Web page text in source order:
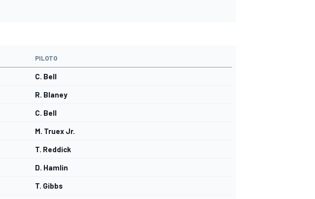
PILOTO
C. Bell
R. Blaney
C. Bell
M. Truex Jr.
T. Reddick
D. Hamlin
T. Gibbs